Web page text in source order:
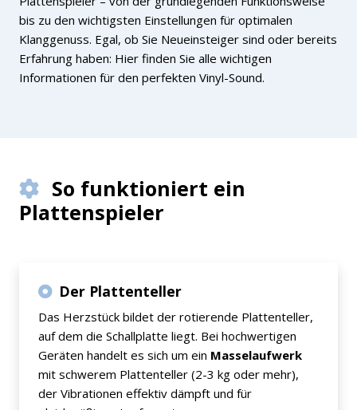
bis zu den wichtigsten Einstellungen für optimalen
Klanggenuss. Egal, ob Sie Neueinsteiger sind oder bereits
Erfahrung haben: Hier finden Sie alle wichtigen
Informationen für den perfekten Vinyl-Sound.
So funktioniert ein
Plattenspieler
Der Plattenteller
Das Herzstück bildet der rotierende Plattenteller,
auf dem die Schallplatte liegt. Bei hochwertigen
Geräten handelt es sich um ein Masselaufwerk
mit schwerem Plattenteller (2-3 kg oder mehr),
der Vibrationen effektiv dämpft und für